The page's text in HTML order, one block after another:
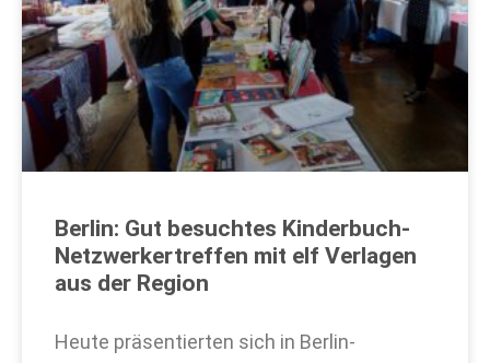
Berlin: Gut besuchtes Kinderbuch-
Netzwerkertreffen mit elf Verlagen
aus der Region
Heute präsentierten sich in Berlin-